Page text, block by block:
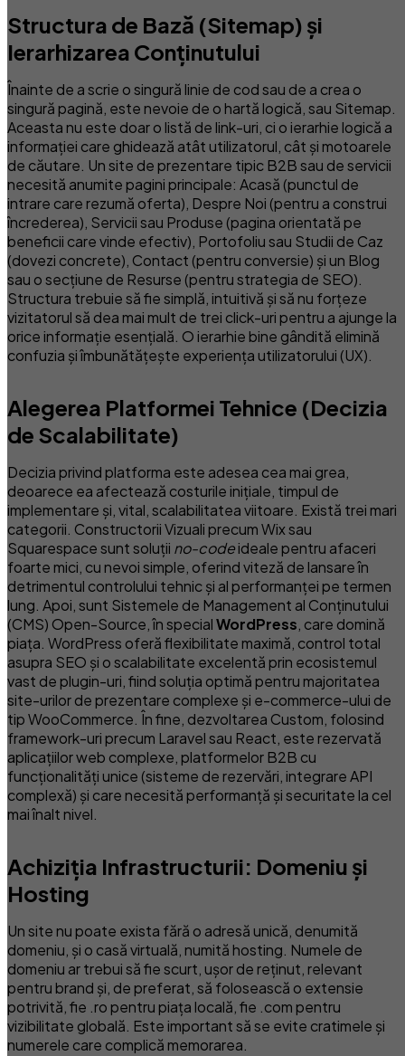
Structura de Bază (Sitemap) și
Ierarhizarea Conținutului
Înainte de a scrie o singură linie de cod sau de a crea o
singură pagină, este nevoie de o hartă logică, sau Sitemap.
Aceasta nu este doar o listă de link-uri, ci o ierarhie logică a
informației care ghidează atât utilizatorul, cât și motoarele
de căutare. Un site de prezentare tipic B2B sau de servicii
necesită anumite pagini principale: Acasă (punctul de
intrare care rezumă oferta), Despre Noi (pentru a construi
încrederea), Servicii sau Produse (pagina orientată pe
beneficii care vinde efectiv), Portofoliu sau Studii de Caz
(dovezi concrete), Contact (pentru conversie) și un Blog
sau o secțiune de Resurse (pentru strategia de SEO).
Structura trebuie să fie simplă, intuitivă și să nu forțeze
vizitatorul să dea mai mult de trei click-uri pentru a ajunge la
orice informație esențială. O ierarhie bine gândită elimină
confuzia și îmbunătățește experiența utilizatorului (UX).
Alegerea Platformei Tehnice (Decizia
de Scalabilitate)
Decizia privind platforma este adesea cea mai grea,
deoarece ea afectează costurile inițiale, timpul de
implementare și, vital, scalabilitatea viitoare. Există trei mari
categorii. Constructorii Vizuali precum Wix sau
Squarespace sunt soluții no-codeideale pentru afaceri
foarte mici, cu nevoi simple, oferind viteză de lansare în
detrimentul controlului tehnic și al performanței pe termen
lung. Apoi, sunt Sistemele de Management al Conținutului
(CMS) Open-Source, în specialWordPress, care domină
piața. WordPress oferă flexibilitate maximă, control total
asupra SEO și o scalabilitate excelentă prin ecosistemul
vast de plugin-uri, fiind soluția optimă pentru majoritatea
site-urilor de prezentare complexe și e-commerce-ului de
tip WooCommerce. În fine, dezvoltarea Custom, folosind
framework-uri precum Laravel sau React, este rezervată
aplicațiilor web complexe, platformelor B2B cu
funcționalități unice (sisteme de rezervări, integrare API
complexă) și care necesită performanță și securitate la cel
mai înalt nivel.
Achiziția Infrastructurii: Domeniu și
Hosting
Un site nu poate exista fără o adresă unică, denumită
domeniu, și o casă virtuală, numită hosting. Numele de
domeniu ar trebui să fie scurt, ușor de reținut, relevant
pentru brand și, de preferat, să folosească o extensie
potrivită, fie .ro pentru piața locală, fie .com pentru
vizibilitate globală. Este important să se evite cratimele și
numerele care complică memorarea.